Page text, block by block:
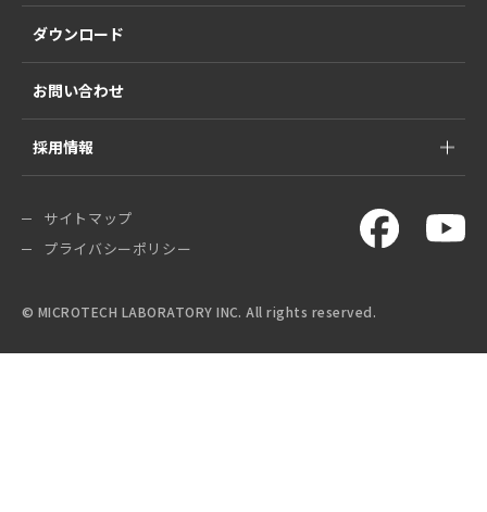
ダウンロード
お問い合わせ
採用情報
© MICROTECH LABORATORY INC. All rights reserved.
サイトマップ
プライバシーポリシー